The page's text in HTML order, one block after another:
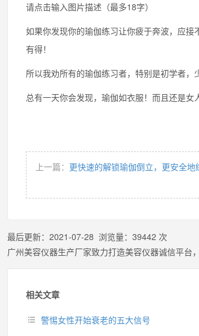
请点击输入图片描述（最多18字）
如果你发现你的瑜伽练习让你疲于奔波，应
有得！
所以我劝所有的瑜伽练习者，特别是初学者，
总有一天你会发现，瑜伽如衣服！而且还是女
上一篇： 更快速的解锁瑜伽倒立，更安全地
最后更新： 2021-07-28 浏览量： 39442 次
广州美容仪器生产厂家致力打造美容仪器诚信平台
相关文章
警惕女性开始衰老的五大信号